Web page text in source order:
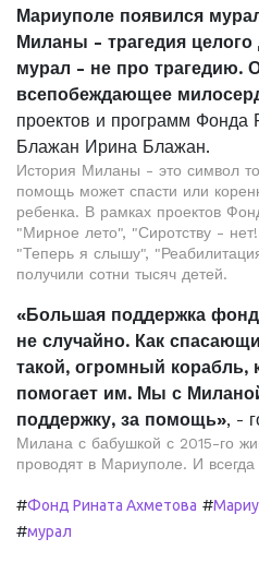
Мариуполе появился
Миланы - трагедия целого
мурал - не про трагедию.
всепобеждающее
проектов и программ Фонда
Блажан Ирина Блажан.
История Миланы - это символ
помощь может спасти или
ребенка. В рамках проектов
"Мирное лето", "Сиротству -
"Теперь я слышу",
получили сотни тысяч детей.
«Большая поддержка
не случайно. Как
такой, огромный корабль,
помогает им. Мы с
поддержку, за помощь», -
Милана с бабушкой с 2015-го
проводят в Мариуполе. И
#Фонд Рината Ахметова #
#мурал